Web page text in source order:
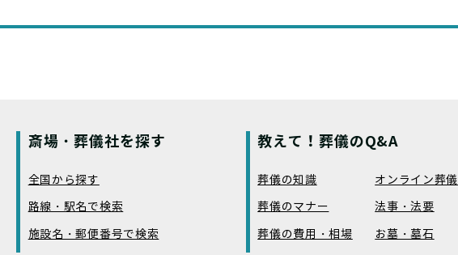
斎場・葬儀社を探す
全国から探す
路線・駅名で検索
施設名・郵便番号で検索
教えて！葬儀のQ&A
葬儀の知識 オンライン葬儀
葬儀のマナー
法事・法要
葬儀の費用・相場
お墓・墓石